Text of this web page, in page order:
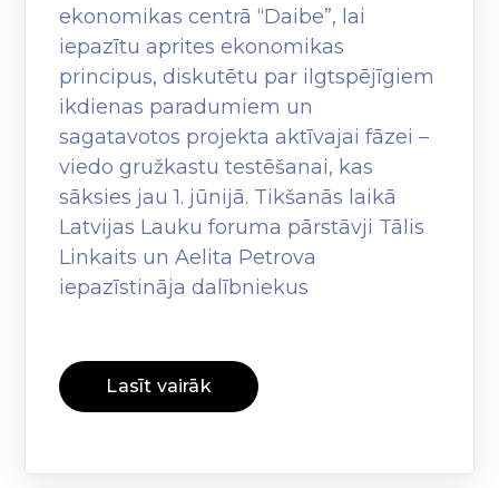
ekonomikas centrā “Daibe”, lai
iepazītu aprites ekonomikas
principus, diskutētu par ilgtspējīgiem
ikdienas paradumiem un
sagatavotos projekta aktīvajai fāzei –
viedo gružkastu testēšanai, kas
sāksies jau 1. jūnijā. Tikšanās laikā
Latvijas Lauku foruma pārstāvji Tālis
Linkaits un Aelita Petrova
iepazīstināja dalībniekus
Lasīt vairāk